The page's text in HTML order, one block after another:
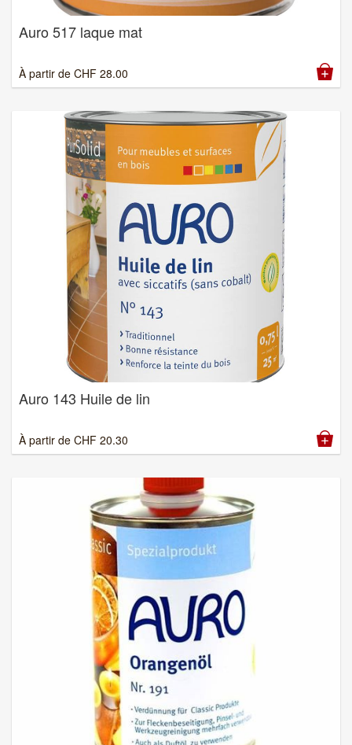
Auro 517 laque mat
À partir de CHF 28.00
Auro 143 Huile de lin
À partir de CHF 20.30